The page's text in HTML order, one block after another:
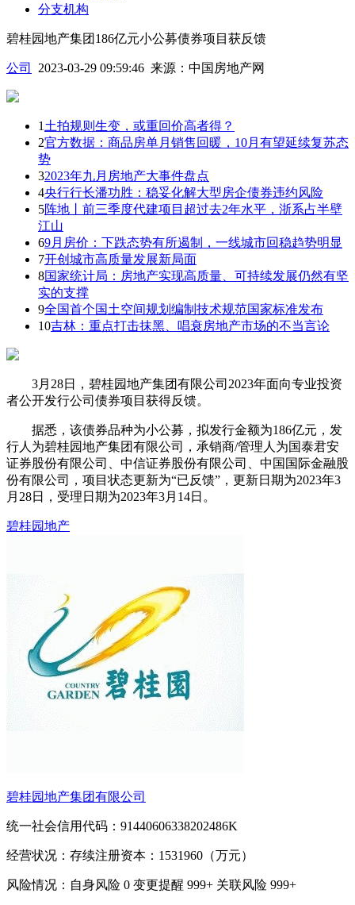
分支机构
碧桂园地产集团186亿元小公募债券项目获反馈
公司 2023-03-29 09:59:46 来源： 中国房地产网
1 土拍规则生变，或重回价高者得？
2官方数据：商品房单月销售回暖，10月有望延续复苏态
势
32023年九月房地产大事件盘点
4央行行长潘功胜：稳妥化解大型房企债券违约风险
5阵地丨前三季度代建项目超过去2年水平，浙系占半壁
江山
69月房价：下跌态势有所遏制，一线城市回稳趋势明显
7开创城市高质量发展新局面
8国家统计局：房地产实现高质量、可持续发展仍然有坚
实的支撑
9全国首个国土空间规划编制技术规范国家标准发布
10吉林：重点打击抹黑、唱衰房地产市场的不当言论
3月28日，碧桂园地产集团有限公司2023年面向专业投资
者公开发行公司债券项目获得反馈。
据悉，该债券品种为小公募，拟发行金额为186亿元，发
行人为碧桂园地产集团有限公司，承销商/管理人为国泰君安
证券股份有限公司、中信证券股份有限公司、中国国际金融股
份有限公司，项目状态更新为“已反馈”，更新日期为2023年3
月28日，受理日期为2023年3月14日。
碧桂园地产
碧桂园地产集团有限公司
统一社会信用代码：91440606338202486K
经营状况：存续注册资本：1531960（万元）
风险情况：自身风险 0 变更提醒 999+ 关联风险 999+